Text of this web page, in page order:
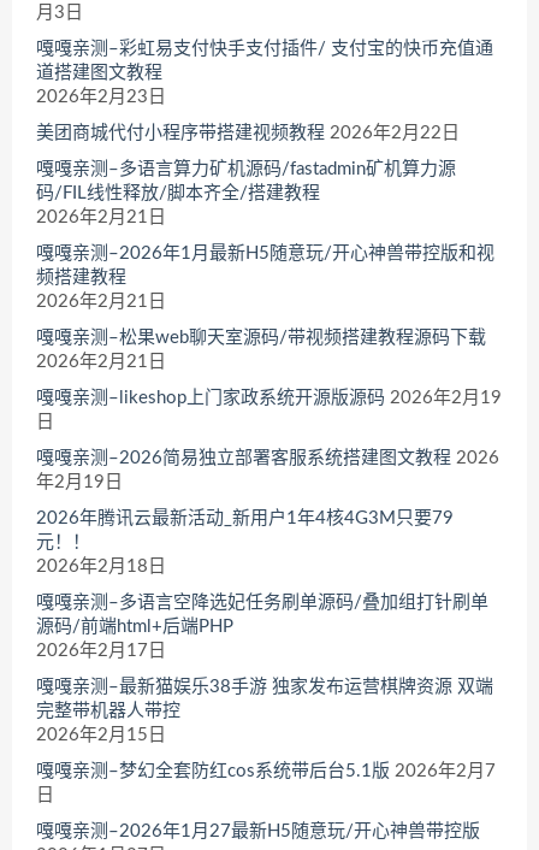
月3日
嘎嘎亲测–彩虹易支付快手支付插件/ 支付宝的快币充值通
道搭建图文教程
2026年2月23日
美团商城代付小程序带搭建视频教程 2026年2月22日
嘎嘎亲测–多语言算力矿机源码/fastadmin矿机算力源
码/FIL线性释放/脚本齐全/搭建教程
2026年2月21日
嘎嘎亲测–2026年1月最新H5随意玩/开心神兽带控版和视
频搭建教程
2026年2月21日
嘎嘎亲测–松果web聊天室源码/带视频搭建教程源码下载
2026年2月21日
嘎嘎亲测–likeshop上门家政系统开源版源码 2026年2月19
日
嘎嘎亲测–2026简易独立部署客服系统搭建图文教程 2026
年2月19日
2026年腾讯云最新活动_新用户1年4核4G3M只要79
元！！
2026年2月18日
嘎嘎亲测–多语言空降选妃任务刷单源码/叠加组打针刷单
源码/前端html+后端PHP
2026年2月17日
嘎嘎亲测–最新猫娱乐38手游 独家发布运营棋牌资源 双端
完整带机器人带控
2026年2月15日
嘎嘎亲测–梦幻全套防红cos系统带后台5.1版 2026年2月7
日
嘎嘎亲测–2026年1月27最新H5随意玩/开心神兽带控版